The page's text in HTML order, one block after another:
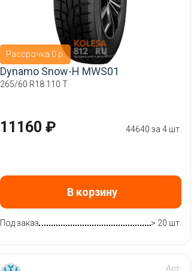
Рассрочка 0 р.
Dynamo Snow-H MWS01
265/60 R18 110 T
11160 ₽ 44640 за 4 шт.
В корзину
Под заказ > 20 шт.
Арт: